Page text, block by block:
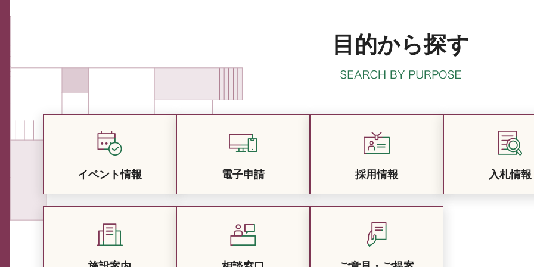
目的から探す
イベント情報 電子申請 採用情報 入札情報